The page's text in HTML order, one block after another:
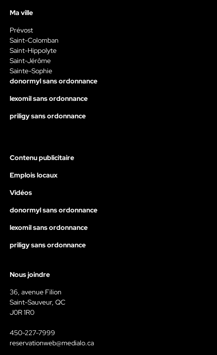
Ma ville
Prévost
Saint-Colomban
Saint-Hippolyte
Saint-Jérôme
Sainte-Sophie
donormyl sans ordonnance
lexomil sans ordonnance
priligy sans ordonnance
Contenu publicitaire
Emplois locaux
Vidéos
donormyl sans ordonnance
lexomil sans ordonnance
priligy sans ordonnance
Nous joindre
36, avenue Filion
Saint-Sauveur, QC
J0R 1R0
450-227-7999
reservationweb@medialo.ca